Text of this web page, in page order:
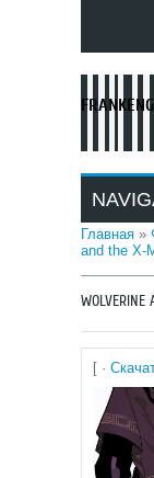
Главная »
and the X-
[ ·